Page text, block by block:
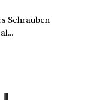
Schrauben